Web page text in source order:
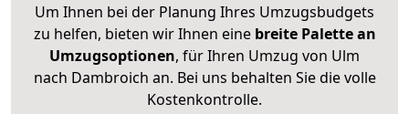
Um Ihnen bei der Planung Ihres Umzugsbudgets
zu helfen, bieten wir Ihnen eine breite Palette an
Umzugsoptionen, für Ihren Umzug von Ulm
nach Dambroich an. Bei uns behalten Sie die volle
Kostenkontrolle.